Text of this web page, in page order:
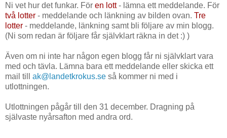
Ni vet hur det funkar. För en lott- lämna ett meddelande. För
två lotter - meddelande och länkning av bilden ovan. Tre
lotter - meddelande, länkning samt bli följare av min blogg.
(Ni som redan är följare får självklart räkna in det :) )
Även om ni inte har någon egen blogg får ni självklart vara
med och tävla. Lämna bara ett meddelande eller skicka ett
mail till ak@landetkrokus.se så kommer ni med i
utlottningen.
Utlottningen pågår till den 31 december. Dragning på
självaste nyårsafton med andra ord.